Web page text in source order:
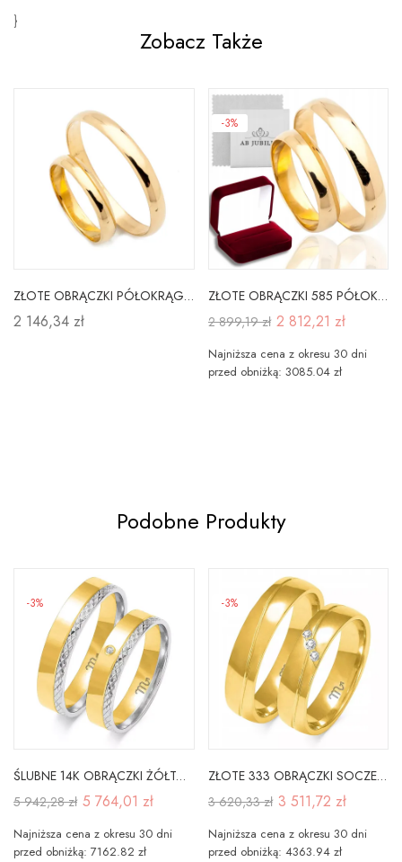
}
Zobacz Także
ZŁOTE OBRĄCZKI PÓŁOKRĄGŁE 585 3mm GRAWER Od Ręki
2 146,34 zł
-3%
ZŁOTE OBRĄCZKI 585 PÓŁOKRĄGŁE 4mm Grawer - Od Ręki
2 899,19 zł 2 812,21 zł
Najniższa cena z okresu 30 dni
przed obniżką: 3085.04 zł
Podobne Produkty
-3%
ŚLUBNE 14K OBRĄCZKI ŻÓŁTO BIAŁE ZŁOTO OE-199ZB
5 942,28 zł 5 764,01 zł
Najniższa cena z okresu 30 dni
przed obniżką: 7162.82 zł
-3%
ZŁOTE 333 OBRĄCZKI SOCZEWKA 5mm CYRKONIE GRAWER
3 620,33 zł 3 511,72 zł
Najniższa cena z okresu 30 dni
przed obniżką: 4363.94 zł